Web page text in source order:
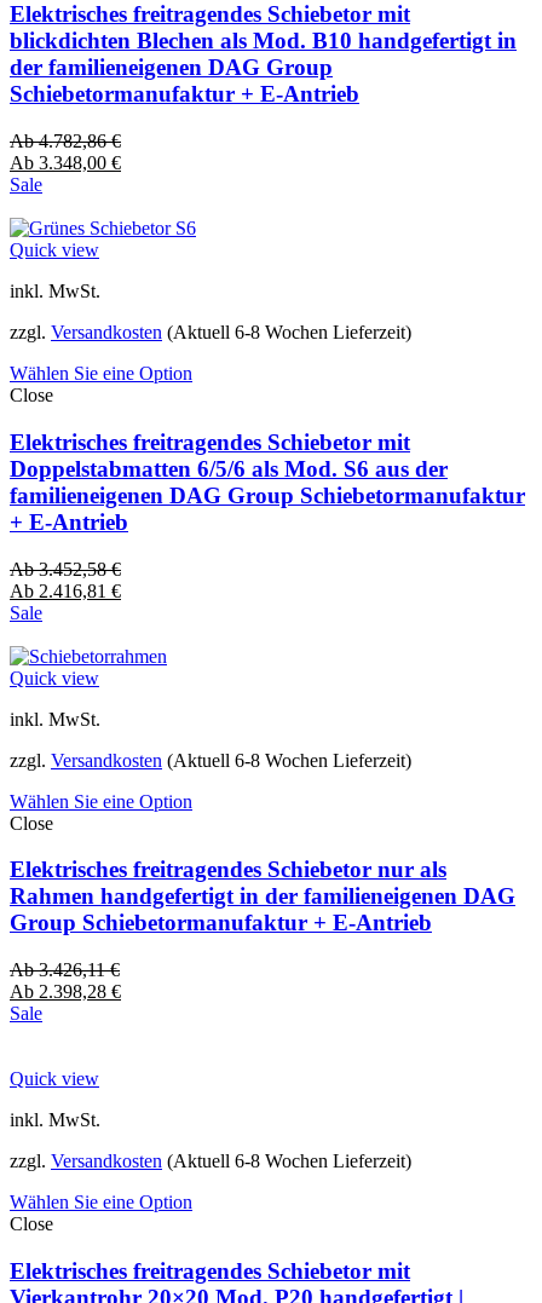
Elektrisches freitragendes Schiebetor mit
blickdichten Blechen als Mod. B10 handgefertigt in
der familieneigenen DAG Group
Schiebetormanufaktur + E-Antrieb
Ab4.782,86€
Ab 3.348,00 €
Sale
Quick view
inkl. MwSt.
zzgl. Versandkosten (Aktuell 6-8 Wochen Lieferzeit)
Wählen Sie eine Option
Close
Elektrisches freitragendes Schiebetor mit
Doppelstabmatten 6/5/6 als Mod. S6 aus der
familieneigenen DAG Group Schiebetormanufaktur
+ E-Antrieb
Ab3.452,58€
Ab 2.416,81 €
Sale
Quick view
inkl. MwSt.
zzgl. Versandkosten (Aktuell 6-8 Wochen Lieferzeit)
Wählen Sie eine Option
Close
Elektrisches freitragendes Schiebetor nur als
Rahmen handgefertigt in der familieneigenen DAG
Group Schiebetormanufaktur + E-Antrieb
Ab3.426,11€
Ab 2.398,28 €
Sale
Quick view
inkl. MwSt.
zzgl. Versandkosten (Aktuell 6-8 Wochen Lieferzeit)
Wählen Sie eine Option
Close
Elektrisches freitragendes Schiebetor mit
Vierkantrohr 20×20 Mod. P20 handgefertigt |